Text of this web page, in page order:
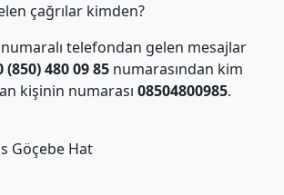
çağrılar kimden?
telefondan gelen mesajlar
(850) 480 09 85numarasından kim
kişinin numarası 08504800985.
Göçebe Hat